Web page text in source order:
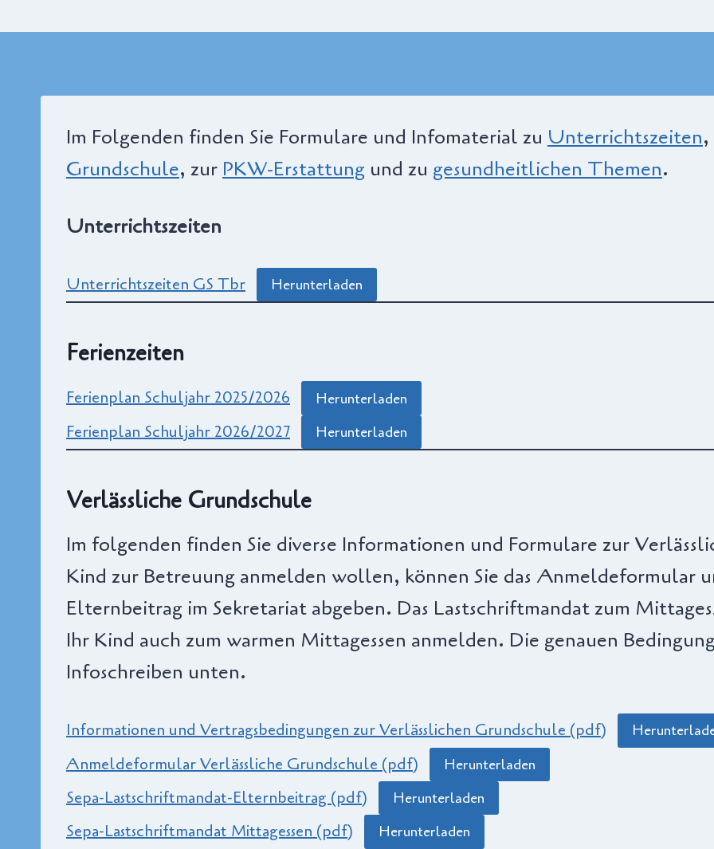
Im Folgenden finden Sie Formulare und Infomaterial zu Unterrichtszeiten,
Grundschule, zur PKW-Erstattung und zu gesundheitlichen Themen.
Unterrichtszeiten
Unterrichtszeiten GS Tbr Herunterladen
Ferienzeiten
Ferienplan Schuljahr 2025/2026 Herunterladen
Ferienplan Schuljahr 2026/2027 Herunterladen
Verlässliche Grundschule
Im folgenden finden Sie diverse Informationen und Formulare zur
Kind zur Betreuung anmelden wollen, können Sie das Anmeldeformular
Elternbeitrag im Sekretariat abgeben. Das Lastschriftmandat zum
Ihr Kind auch zum warmen Mittagessen anmelden. Die genauen
Infoschreiben unten.
Informationen und Vertragsbedingungen zur Verlässlichen Grundschule (pdf)
Anmeldeformular Verlässliche Grundschule (pdf) Herunterladen
Sepa-Lastschriftmandat-Elternbeitrag (pdf) Herunterladen
Sepa-Lastschriftmandat Mittagessen (pdf) Herunterladen